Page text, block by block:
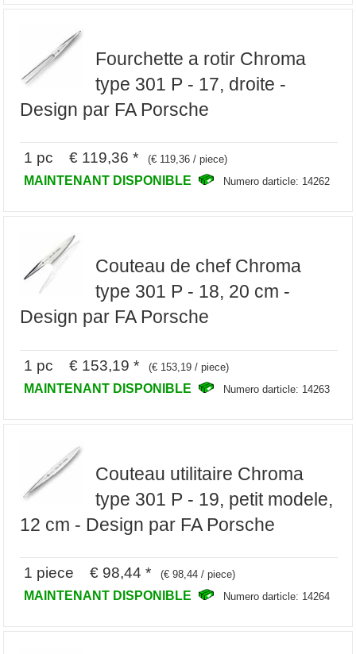
Fourchette a rotir Chroma
type 301 P - 17, droite -
Design par FA Porsche
1 pc € 119,36 * (€ 119,36 / piece)
MAINTENANT DISPONIBLE Numero darticle: 14262
Couteau de chef Chroma
type 301 P - 18, 20 cm -
Design par FA Porsche
1 pc € 153,19 * (€ 153,19 / piece)
MAINTENANT DISPONIBLE Numero darticle: 14263
Couteau utilitaire Chroma
type 301 P - 19, petit modele,
12 cm - Design par FA Porsche
1 piece € 98,44 * (€ 98,44 / piece)
MAINTENANT DISPONIBLE Numero darticle: 14264